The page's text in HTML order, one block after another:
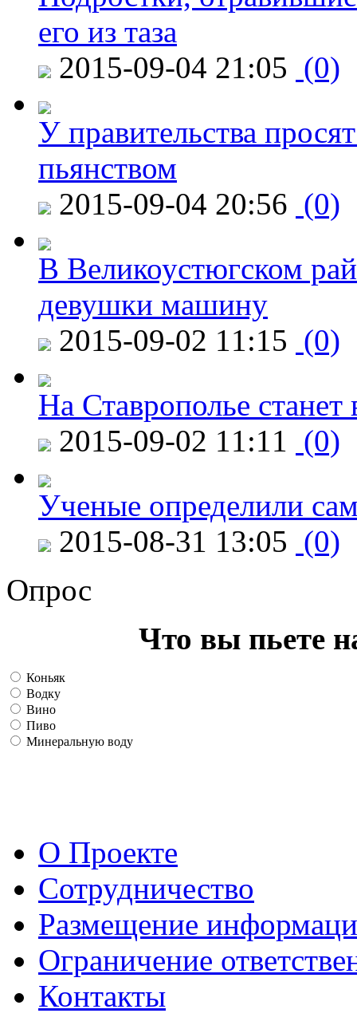
его из таза
2015-09-04 21:05 (0)
У правительства
пьянством
2015-09-04 20:56 (0)
В Великоустюгском
девушки машину
2015-09-02 11:15 (0)
На Ставрополье
2015-09-02 11:11 (0)
Ученые определили
2015-08-31 13:05 (0)
Опрос
Что вы пьете
Коньяк
Водку
Вино
Пиво
Минеральную воду
О Проекте
Сотрудничество
Размещение
Ограничение
Контакты